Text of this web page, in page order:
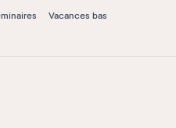
Vacances bas